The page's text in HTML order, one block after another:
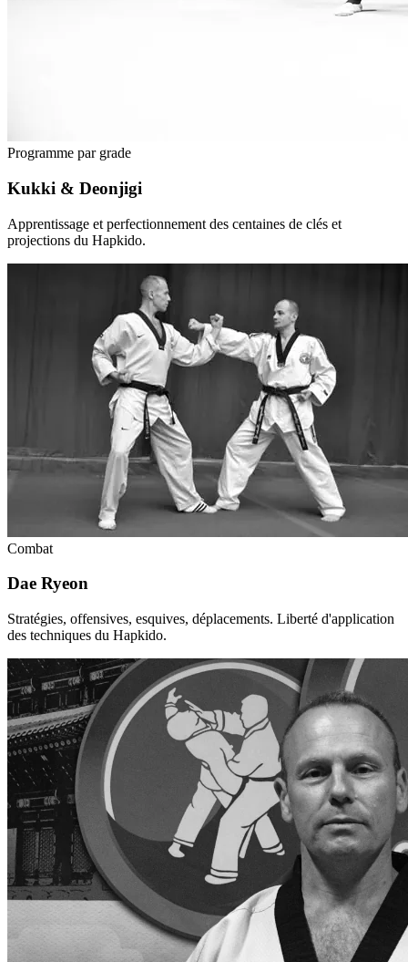
Programme par grade
Kukki & Deonjigi
Apprentissage et perfectionnement des centaines de clés et
projections du Hapkido.
Combat
Dae Ryeon
Stratégies, offensives, esquives, déplacements. Liberté d'application
des techniques du Hapkido.